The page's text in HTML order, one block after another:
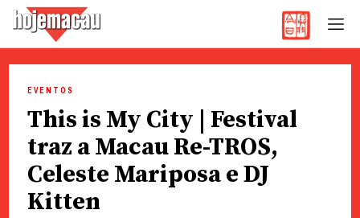
content
EVENTOS
This is My City | Festival
traz a Macau Re-TROS,
Celeste Mariposa e DJ
Kitten